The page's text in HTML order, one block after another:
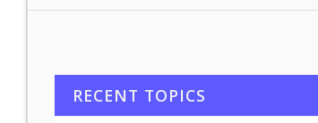
RECENT TOPICS